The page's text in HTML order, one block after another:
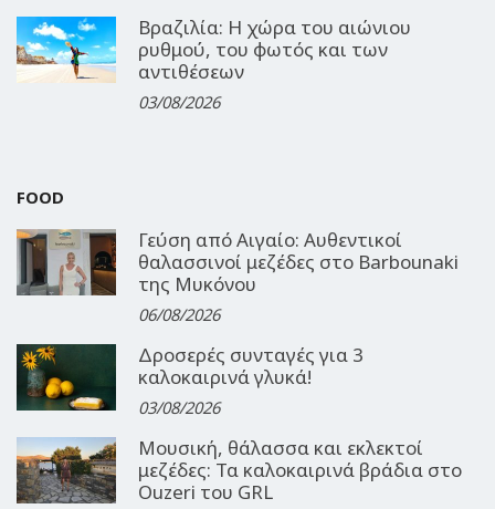
Βραζιλία: Η χώρα του αιώνιου
ρυθμού, του φωτός και των
αντιθέσεων
03/08/2026
FOOD
Γεύση από Αιγαίο: Αυθεντικοί
θαλασσινοί μεζέδες στο Barbounaki
της Μυκόνου
06/08/2026
Δροσερές συνταγές για 3
καλοκαιρινά γλυκά!
03/08/2026
Μουσική, θάλασσα και εκλεκτοί
μεζέδες: Τα καλοκαιρινά βράδια στο
Ouzeri του GRL